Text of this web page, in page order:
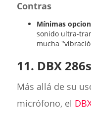
Contras
Mínimas
sonido ultra-
mucha
11. DBX 286s
Más allá de su
micrófono, el